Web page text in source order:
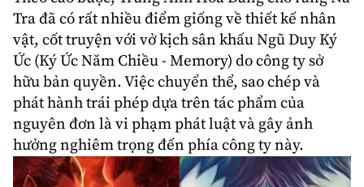
Trađã có rất nhiều điểm giống về thiết kế nhân
vật, cốt truyện với vở kịch sân khấu Ngũ Duy Ký
Ức (Ký Ức Năm Chiều - Memory) do công ty sở
hữu bản quyền. Việc chuyển thể, sao chép và
phát hành trái phép dựa trên tác phẩm của
nguyên đơn là vi phạm phát luật và gây ảnh
hưởng nghiêm trọng đến phía công ty này.